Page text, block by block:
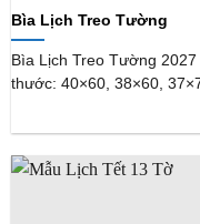
Bìa Lịch Treo Tường
Bìa Lịch Treo Tường
thước: 40×60, 38×60,